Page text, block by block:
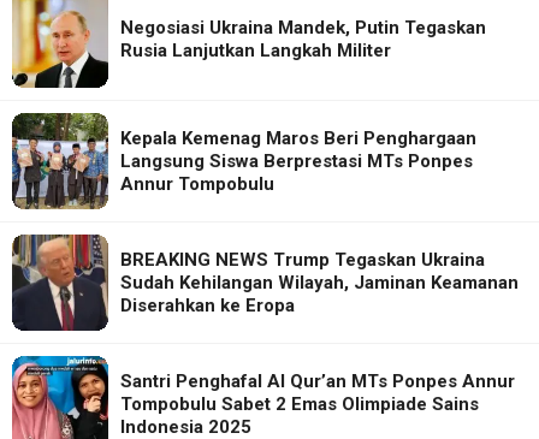
Negosiasi Ukraina Mandek, Putin Tegaskan
Rusia Lanjutkan Langkah Militer
Kepala Kemenag Maros Beri Penghargaan
Langsung Siswa Berprestasi MTs Ponpes
Annur Tompobulu
BREAKING NEWS Trump Tegaskan Ukraina
Sudah Kehilangan Wilayah, Jaminan Keamanan
Diserahkan ke Eropa
Santri Penghafal Al Qur’an MTs Ponpes Annur
Tompobulu Sabet 2 Emas Olimpiade Sains
Indonesia 2025